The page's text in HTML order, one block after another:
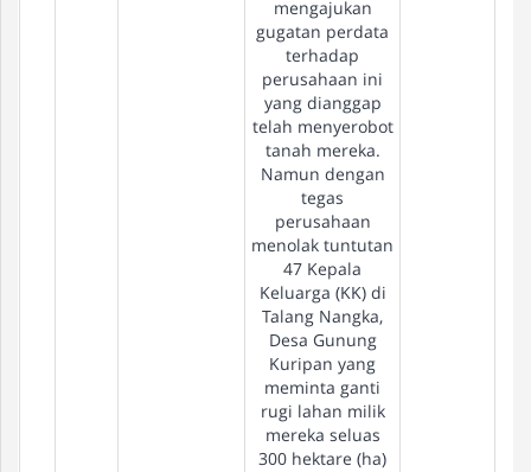
mengajukan
gugatan perdata
terhadap
perusahaan ini
yang dianggap
telah menyerobot
tanah mereka.
Namun dengan
tegas
perusahaan
menolak tuntutan
47 Kepala
Keluarga (KK) di
Talang Nangka,
Desa Gunung
Kuripan yang
meminta ganti
rugi lahan milik
mereka seluas
300 hektare (ha)